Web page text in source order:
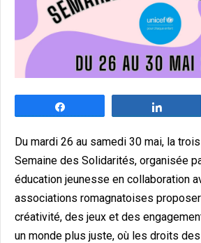
Du mardi 26 au samedi 30 mai, la
Semaine des Solidarités, organisée
éducation jeunesse en collaboration
associations romagnatoises
créativité, des jeux et des
un monde plus juste, où les droits